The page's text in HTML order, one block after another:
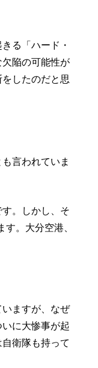
る「ハード・
陥の可能性が
したのだと思
言われていま
。しかし、そ
。大分空港、
ますが、なぜ
に大惨事が起
衛隊も持って